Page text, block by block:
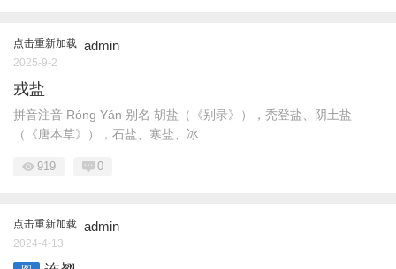
点击重新加载 admin
2025-9-2
戎盐
拼音注音 Rónɡ Yán 别名 胡盐（《别录》），秃登盐、阴土盐
（《唐本草》），石盐、寒盐、冰 ...
919 0
点击重新加载 admin
2024-4-13